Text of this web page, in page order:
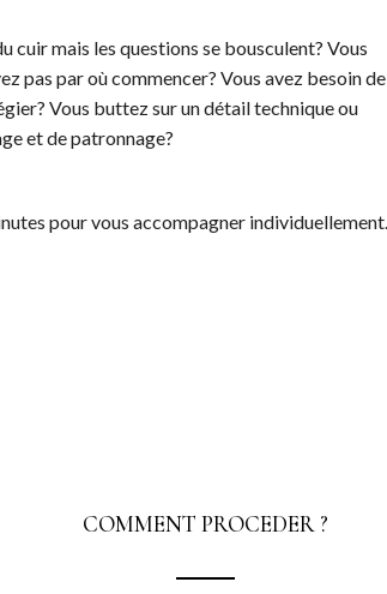
cuir mais les questions se bousculent? Vous
pas par où commencer? Vous avez besoin de
Vous buttez sur un détail technique ou
et de patronnage?
pour vous accompagner individuellement.
COMMENT PROCEDER ?